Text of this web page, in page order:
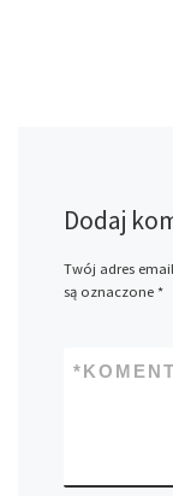
Dodaj
Twój adres
są oznaczone *
*